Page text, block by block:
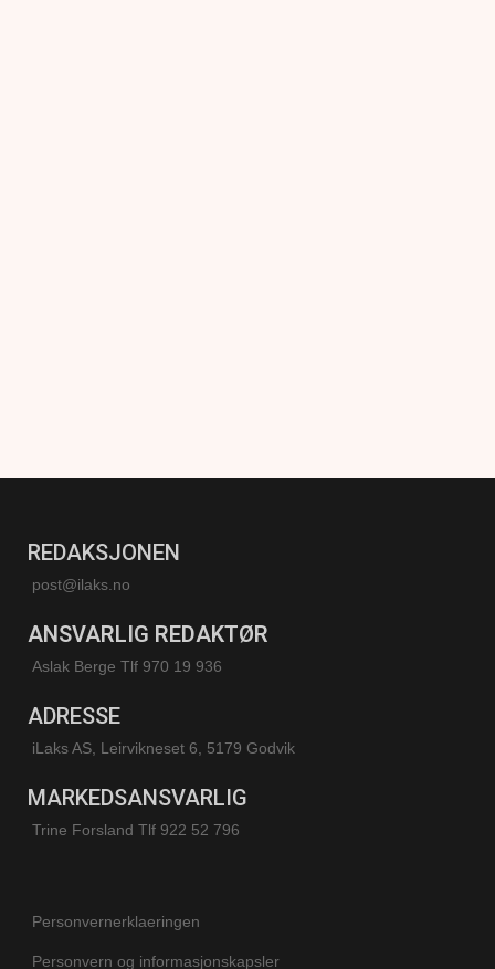
REDAKSJONEN
post@ilaks.no
ANSVARLIG REDAKTØR
Aslak Berge Tlf 970 19 936
ADRESSE
iLaks AS, Leirvikneset 6, 5179 Godvik
MARKEDSANSVARLIG
Trine Forsland Tlf 922 52 796
Personvernerklaeringen
Personvern og informasjonskapsler